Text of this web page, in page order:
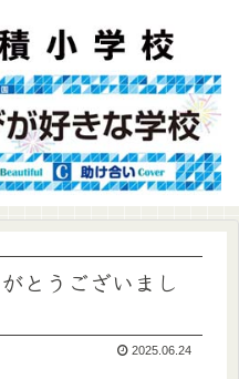
とうございまし
2025.06.24